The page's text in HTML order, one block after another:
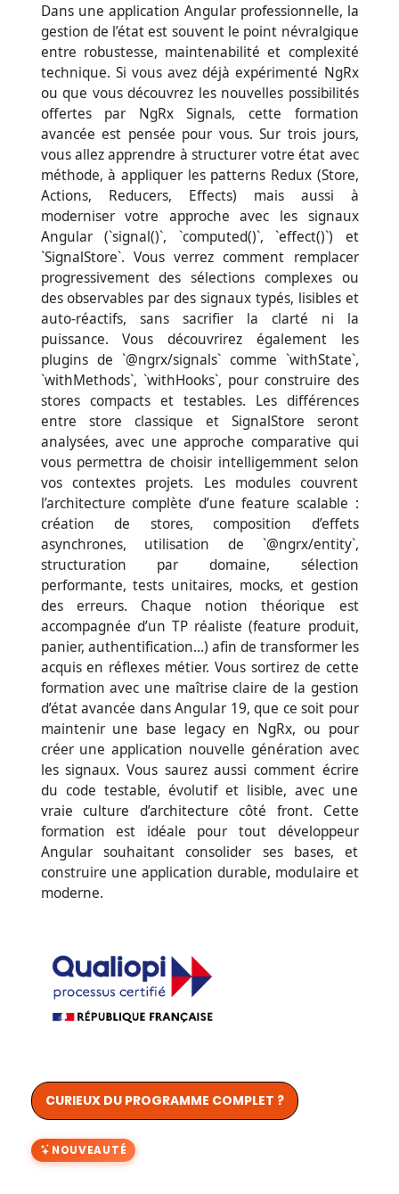
Dans une application Angular professionnelle, la
gestion de l’état est souvent le point névralgique
entre robustesse, maintenabilité et complexité
technique. Si vous avez déjà expérimenté NgRx
ou que vous découvrez les nouvelles possibilités
offertes par NgRx Signals, cette formation
avancée est pensée pour vous. Sur trois jours,
vous allez apprendre à structurer votre état avec
méthode, à appliquer les patterns Redux (Store,
Actions, Reducers, Effects) mais aussi à
moderniser votre approche avec les signaux
Angular (`signal()`, `computed()`, `effect()`) et
`SignalStore`. Vous verrez comment remplacer
progressivement des sélections complexes ou
des observables par des signaux typés, lisibles et
auto-réactifs, sans sacrifier la clarté ni la
puissance. Vous découvrirez également les
plugins de `@ngrx/signals` comme `withState`,
`withMethods`, `withHooks`, pour construire des
stores compacts et testables. Les différences
entre store classique et SignalStore seront
analysées, avec une approche comparative qui
vous permettra de choisir intelligemment selon
vos contextes projets. Les modules couvrent
l’architecture complète d’une feature scalable :
création de stores, composition d’effets
asynchrones, utilisation de `@ngrx/entity`,
structuration par domaine, sélection
performante, tests unitaires, mocks, et gestion
des erreurs. Chaque notion théorique est
accompagnée d’un TP réaliste (feature produit,
panier, authentification…) afin de transformer les
acquis en réflexes métier. Vous sortirez de cette
formation avec une maîtrise claire de la gestion
d’état avancée dans Angular 19, que ce soit pour
maintenir une base legacy en NgRx, ou pour
créer une application nouvelle génération avec
les signaux. Vous saurez aussi comment écrire
du code testable, évolutif et lisible, avec une
vraie culture d’architecture côté front. Cette
formation est idéale pour tout développeur
Angular souhaitant consolider ses bases, et
construire une application durable, modulaire et
moderne.
CURIEUX DU PROGRAMME COMPLET ?
NOUVEAUTÉ